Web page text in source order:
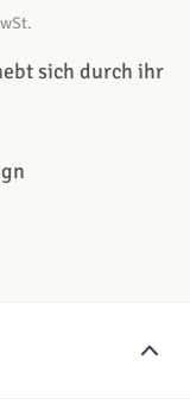
sich durch ihr